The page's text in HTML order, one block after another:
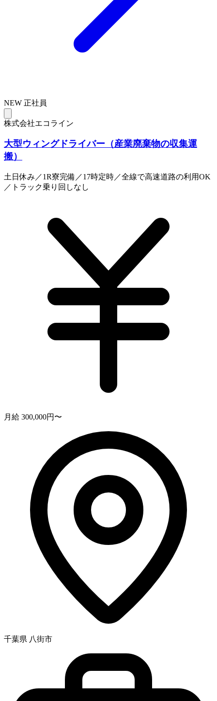
NEW 正社員
株式会社エコライン
大型ウィングドライバー（産業廃棄物の収集運
搬）
土日休み／1R寮完備／17時定時／全線で高速道路の利用OK
／トラック乗り回しなし
月給 300,000円〜
千葉県 八街市